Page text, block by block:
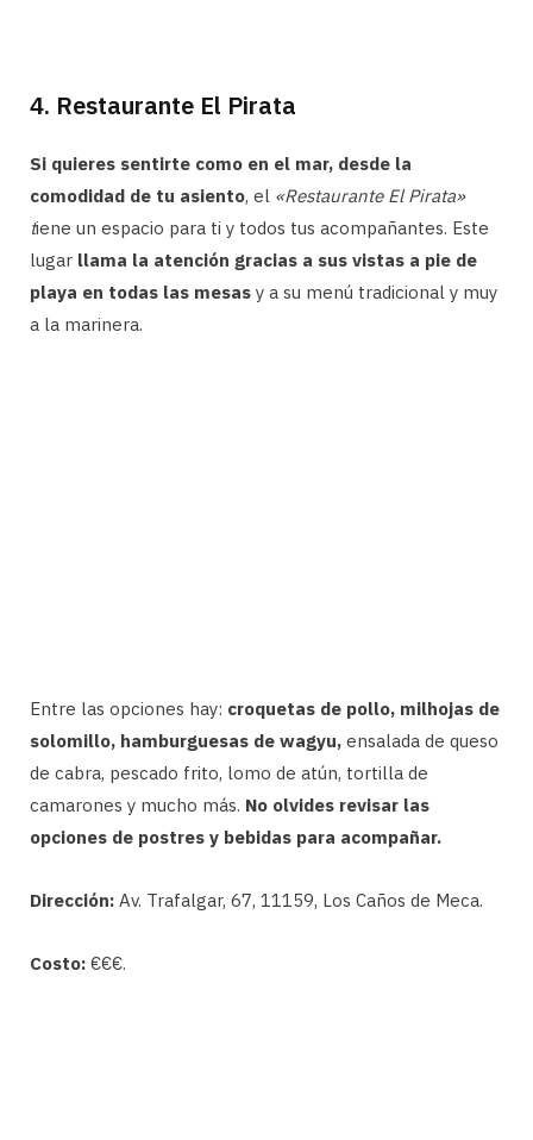
4. Restaurante El Pirata
Si quieres sentirte como en el mar, desde la
comodidad de tu asiento, el «Restaurante El Pirata»
tiene un espacio para ti y todos tus acompañantes. Este
lugar llama la atención gracias a sus vistas a pie de
playa en todas las mesas y a su menú tradicional y muy
a la marinera.
Entre las opciones hay: croquetas de pollo, milhojas de
solomillo, hamburguesas de wagyu, ensalada de queso
de cabra, pescado frito, lomo de atún, tortilla de
camarones y mucho más. No olvides revisar las
opciones de postres y bebidas para acompañar.
Dirección: Av. Trafalgar, 67, 11159, Los Caños de Meca.
Costo: €€€.